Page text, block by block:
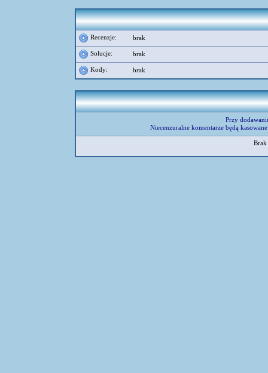
Recenzje: brak
Solucje: brak
Kody: brak
Przy
Niecenzuralne komentarze będą